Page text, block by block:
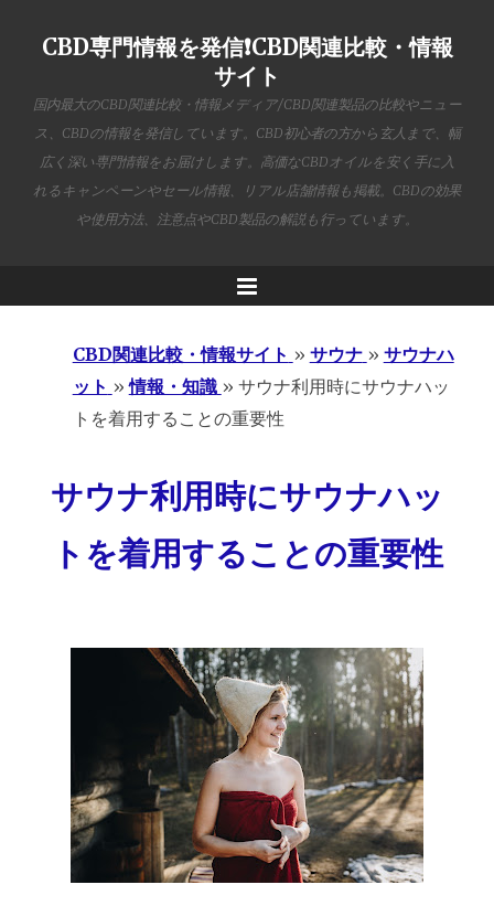
CBD専門情報を発信❗️CBD関連比較・情報
サイト
国内最大のCBD関連比較・情報メディア/CBD関連製品の比較やニュー
ス、CBDの情報を発信しています。CBD初心者の方から玄人まで、幅
広く深い専門情報をお届けします。高価なCBDオイルを安く手に入
れるキャンペーンやセール情報、リアル店舗情報も掲載。CBDの効果
や使用方法、注意点やCBD製品の解説も行っています。
Menu
CBD関連比較・情報サイト » サウナ » サウナハ
ット »情報・知識 » サウナ利用時にサウナハッ
トを着用することの重要性
サウナ利用時にサウナハッ
トを着用することの重要性